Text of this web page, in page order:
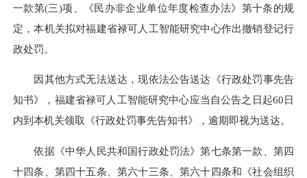
一款第(三)项、《民办非企业单位年度检查办法》第十条的规
定，本机关拟对福建省禄可人工智能研究中心作出撤销登记行
政处罚。
因其他方式无法送达，现依法公告送达《行政处罚事先告
知书》，福建省禄可人工智能研究中心应当自公告之日起60日
内到本机关领取《行政处罚事先告知书》，逾期即视为送达。
依据《中华人民共和国行政处罚法》第七条第一款、第四
十四条、第四十五条、第六十三条、第六十四条和《社会组织